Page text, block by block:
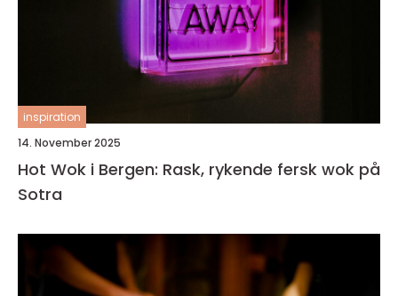
inspiration
14. November 2025
Hot Wok i Bergen: Rask, rykende fersk wok på
Sotra